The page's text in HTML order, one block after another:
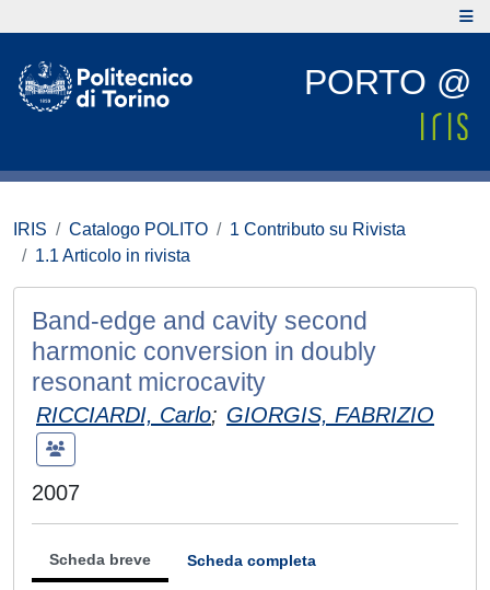
PORTO @
IRIS Catalogo POLITO
1 Contributo su Rivista
1.1 Articolo in rivista
Band-edge and cavity second
harmonic conversion in doubly
resonant microcavity
RICCIARDI, Carlo; GIORGIS, FABRIZIO
2007
Scheda breve Scheda completa